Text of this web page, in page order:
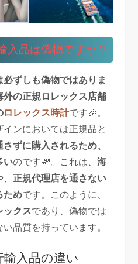
入品は偽物ですか？
ずしも偽物ではありま
外の正規ロレックス店舗
ロレックス時計です🎉。
ンにおいては正規品と
ずに購入されるため、
いのです💸。これは、海
正規代理店を通さない
ためです。このように、
ックスであり、偽物では
品質を持っています。
入品の違い